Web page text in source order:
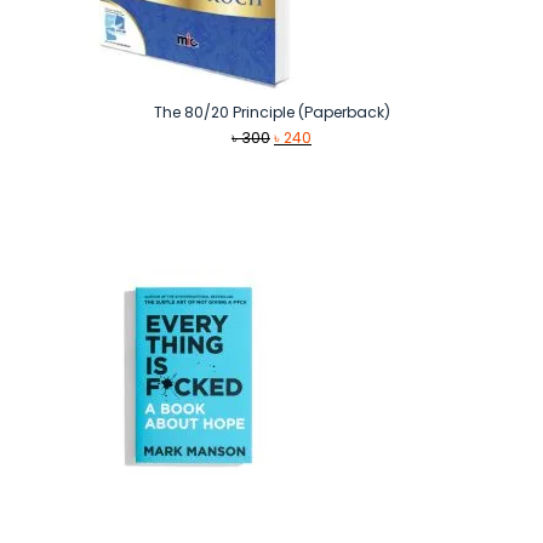
The 80/20 Principle (Paperback)
৳300Original
৳240